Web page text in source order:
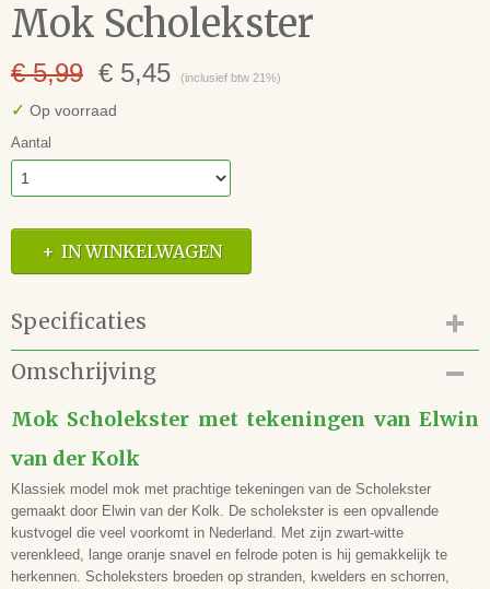
Mok Scholekster
€ 5,99 € 5,45 (inclusief btw 21%)
✓ Op voorraad
Aantal
IN WINKELWAGEN
Specificaties
Productcode
64.120.042
EAN code
Opdruk
Scholekster
Hoogte
84 mm
Diameter
83 mm
Omschrijving
Mok Scholekster met tekeningen van Elwin
van der Kolk
Klassiek model mok met prachtige tekeningen van de Scholekster
gemaakt door Elwin van der Kolk. De scholekster is een opvallende
kustvogel die veel voorkomt in Nederland. Met zijn zwart-witte
verenkleed, lange oranje snavel en felrode poten is hij gemakkelijk te
herkennen. Scholeksters broeden op stranden, kwelders en schorren,